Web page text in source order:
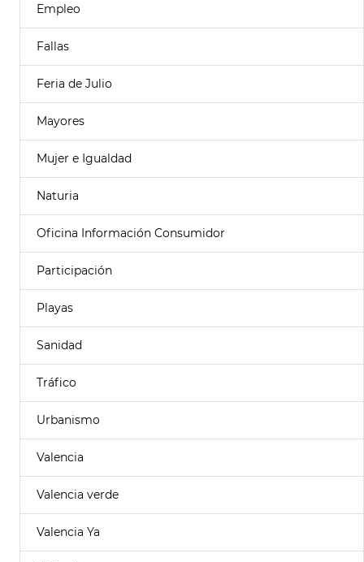
Empleo
Fallas
Feria de Julio
Mayores
Mujer e Igualdad
Naturia
Oficina Información Consumidor
Participación
Playas
Sanidad
Tráfico
Urbanismo
Valencia
Valencia verde
Valencia Ya